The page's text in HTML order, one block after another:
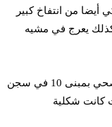
أيضا من انتفاخ كبير
كذلك يعرج في مشيه
وقال إن الوالد مكث قرابة الشهرين في حجز صحي بمبنى 10 في سجن
كانت شكلية